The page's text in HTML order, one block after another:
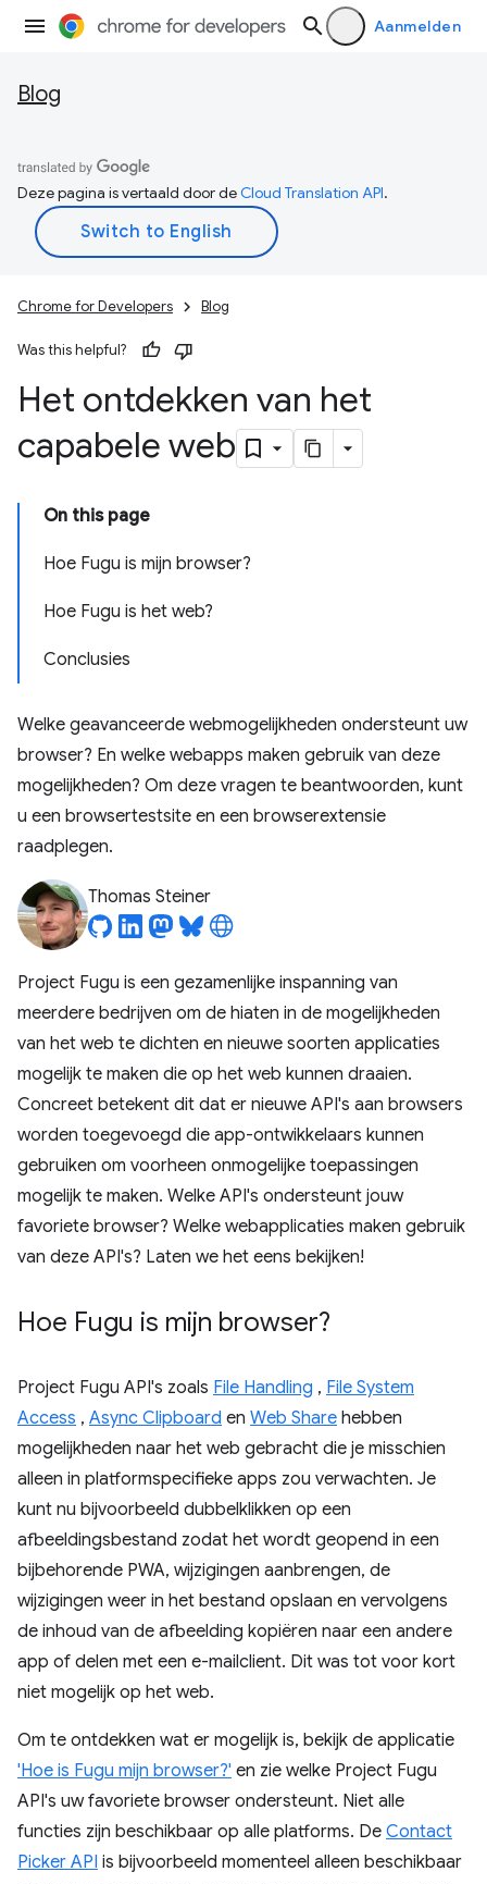
Aanmelden
Blog
Deze pagina is vertaald door deCloud Translation API.
Chrome for Developers Blog
Was this helpful?
Het ontdekken van het
capabele web
On this page
Hoe Fugu is mijn browser?
Hoe Fugu is het web?
Conclusies
Welke geavanceerde webmogelijkheden ondersteunt uw
browser? En welke webapps maken gebruik van deze
mogelijkheden? Om deze vragen te beantwoorden, kunt
u een browsertestsite en een browserextensie
raadplegen.
Thomas Steiner
Project Fugu is een gezamenlijke inspanning van
meerdere bedrijven om de hiaten in de mogelijkheden
van het web te dichten en nieuwe soorten applicaties
mogelijk te maken die op het web kunnen draaien.
Concreet betekent dit dat er nieuwe API's aan browsers
worden toegevoegd die app-ontwikkelaars kunnen
gebruiken om voorheen onmogelijke toepassingen
mogelijk te maken. Welke API's ondersteunt jouw
favoriete browser? Welke webapplicaties maken gebruik
van deze API's? Laten we het eens bekijken!
Hoe Fugu is mijn browser?
Project Fugu API's zoals File Handling , File System
Access , Async Clipboard en Web Share hebben
mogelijkheden naar het web gebracht die je misschien
alleen in platformspecifieke apps zou verwachten. Je
kunt nu bijvoorbeeld dubbelklikken op een
afbeeldingsbestand zodat het wordt geopend in een
bijbehorende PWA, wijzigingen aanbrengen, de
wijzigingen weer in het bestand opslaan en vervolgens
de inhoud van de afbeelding kopiëren naar een andere
app of delen met een e-mailclient. Dit was tot voor kort
niet mogelijk op het web.
Om te ontdekken wat er mogelijk is, bekijk de applicatie
'Hoe is Fugu mijn browser?' en zie welke Project Fugu
API's uw favoriete browser ondersteunt. Niet alle
functies zijn beschikbaar op alle platforms. De Contact
Picker API is bijvoorbeeld momenteel alleen beschikbaar